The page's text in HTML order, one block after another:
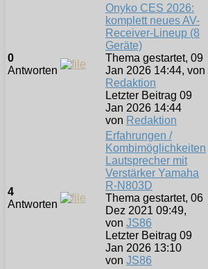
0
Antworten
Onyko CES 2026:
komplett neues AV-
Receiver-Lineup (8
Geräte)
Thema gestartet, 09
Jan 2026 14:44, von
Redaktion
Letzter Beitrag 09
Jan 2026 14:44
von Redaktion
4
Antworten
Erfahrungen /
Kombimöglichkeiten
Lautsprecher mit
Verstärker Yamaha
R-N803D
Thema gestartet, 06
Dez 2021 09:49,
von JS86
Letzter Beitrag 09
Jan 2026 13:10
von JS86